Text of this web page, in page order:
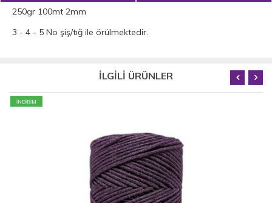
250gr 100mt 2mm
3 - 4 - 5 No şiş/tığ ile örülmektedir.
İLGİLİ ÜRÜNLER
İNDİRİM